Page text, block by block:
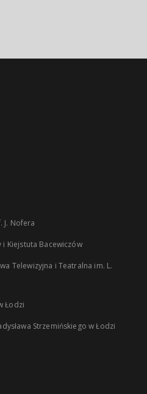
J. Nofera
i Kiejstuta Bacewiczów
Telewizyjna i Teatralna im. L.
Łodzi
Strzemińskiego w Łodzi